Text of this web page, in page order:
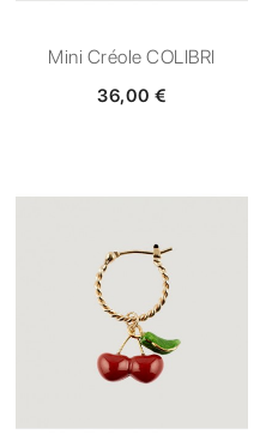
Mini Créole COLIBRI
36,00 €